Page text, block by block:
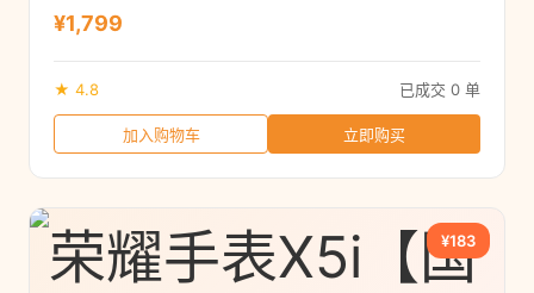
¥1,799
★ 4.8 已成交 0 单
加入购物车 立即购买
¥183